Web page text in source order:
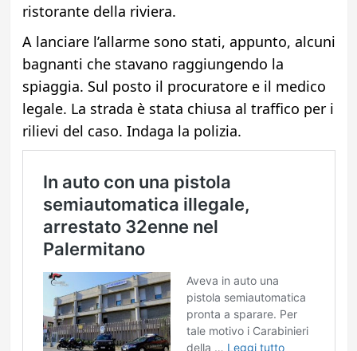
ristorante della riviera.
A lanciare l’allarme sono stati, appunto, alcuni
bagnanti che stavano raggiungendo la
spiaggia. Sul posto il procuratore e il medico
legale. La strada è stata chiusa al traffico per i
rilievi del caso. Indaga la polizia.